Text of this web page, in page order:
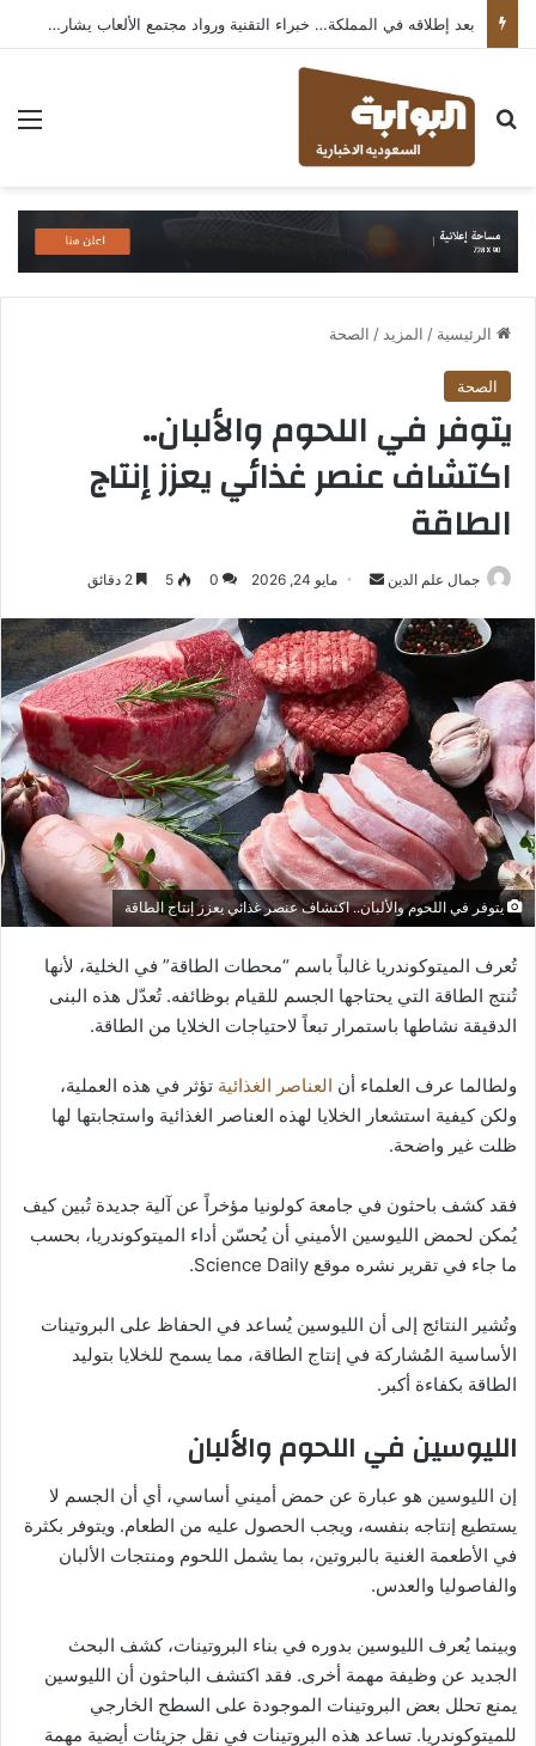
بعد إطلاقه في المملكة… خبراء التقنية ورواد مجتمع الألعاب يشاركون انطباعاتهم حول TECNO POVA 8 Pro 5G
بحث عن
الرئيسية / المزيد / الصحة
الصحة
يتوفر في اللحوم والألبان..
اكتشاف عنصر غذائي يعزز إنتاج
الطاقة
جمال علم الدين
أرسل
إلكترونيا
مايو 24, 2026 0
5
يتوفر في اللحوم والألبان.. اكتشاف عنصر غذائي يعزز إنتاج الطاقة
تُعرف الميتوكوندريا غالباً باسم “محطات الطاقة” في الخلية، لأنها
تُنتج الطاقة التي يحتاجها الجسم للقيام بوظائفه. تُعدّل هذه البنى
الدقيقة نشاطها باستمرار تبعاً لاحتياجات الخلايا من الطاقة.
ولطالما عرف العلماء أن العناصر الغذائية تؤثر في هذه العملية،
ولكن كيفية استشعار الخلايا لهذه العناصر الغذائية واستجابتها لها
ظلت غير واضحة.
فقد كشف باحثون في جامعة كولونيا مؤخراً عن آلية جديدة تُبين كيف
يُمكن لحمض الليوسين الأميني أن يُحسّن أداء الميتوكوندريا، بحسب
ما جاء في تقرير نشره موقع Science Daily.
وتُشير النتائج إلى أن الليوسين يُساعد في الحفاظ على البروتينات
الأساسية المُشاركة في إنتاج الطاقة، مما يسمح للخلايا بتوليد
الطاقة بكفاءة أكبر.
الليوسين في اللحوم والألبان
إن الليوسين هو عبارة عن حمض أميني أساسي، أي أن الجسم لا
يستطيع إنتاجه بنفسه، ويجب الحصول عليه من الطعام. ويتوفر بكثرة
في الأطعمة الغنية بالبروتين، بما يشمل اللحوم ومنتجات الألبان
والفاصوليا والعدس.
وبينما يُعرف الليوسين بدوره في بناء البروتينات، كشف البحث
الجديد عن وظيفة مهمة أخرى. فقد اكتشف الباحثون أن الليوسين
يمنع تحلل بعض البروتينات الموجودة على السطح الخارجي
للميتوكوندريا. تساعد هذه البروتينات في نقل جزيئات أيضية مهمة